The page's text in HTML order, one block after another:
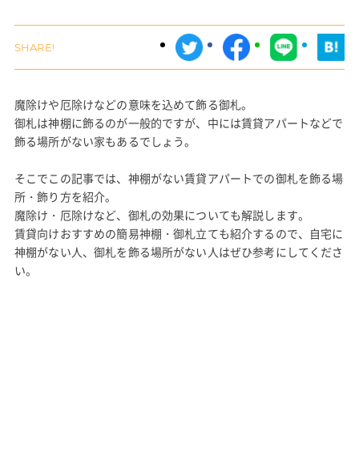
魔除けや厄除けなどの意味を込めて飾る御札。
御札は神棚に飾るのが一般的ですが、中には賃貸アパートなどで
飾る場所がない家もあるでしょう。
そこでこの記事では、神棚がない賃貸アパートでの御札を飾る場
所・飾り方を紹介。
魔除け・厄除けなど、御札の効果についても解説します。
賃貸向けおすすめの簡易神棚・御札立ても紹介するので、自宅に
神棚がない人、御札を飾る場所がない人はぜひ参考にしてくださ
い。